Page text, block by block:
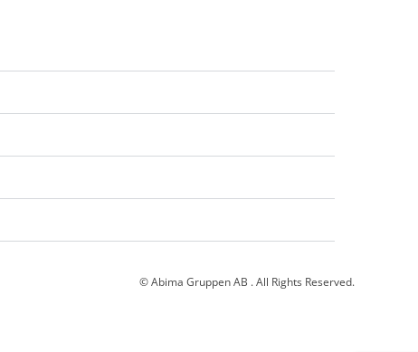
© Abima Gruppen AB . All Rights Reserved.